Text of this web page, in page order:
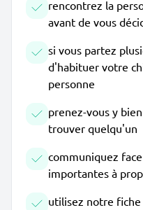
rencontrez la
avant de vous
si vous partez
d'habituer votre
personne
prenez-vous y
trouver quelqu'un
communiquez
importantes à
utilisez notre